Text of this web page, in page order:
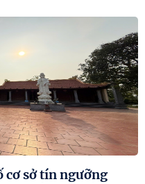
cơ sở tín ngưỡng